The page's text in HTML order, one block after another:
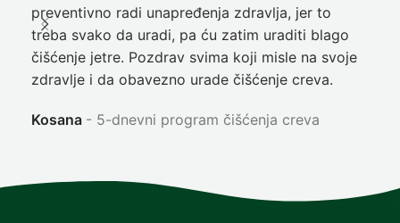
preventivno radi unapređenja zdravlja, jer to
treba svako da uradi, pa ću zatim uraditi blago
čišćenje jetre. Pozdrav svima koji misle na svoje
zdravlje i da obavezno urade čišćenje creva.
Kosana 5-dnevni program čišćenja creva